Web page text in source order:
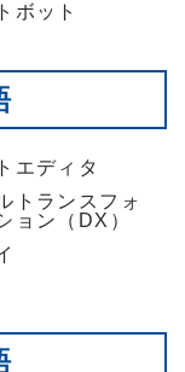
ボット
エディタ
トランスフォ
ョン（DX）